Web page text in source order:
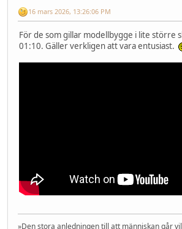
16 mars 2026, 13:26:06 PM
För de som gillar modellbygge i lite större
01:10. Gäller verkligen att vara entusiast.
»Den stora anledningen till att människan går